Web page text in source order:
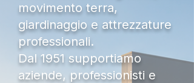
movimento terra,
giardinaggio e attrezzature
professionali.
Dal 1951 supportiamo
aziende, professionisti e